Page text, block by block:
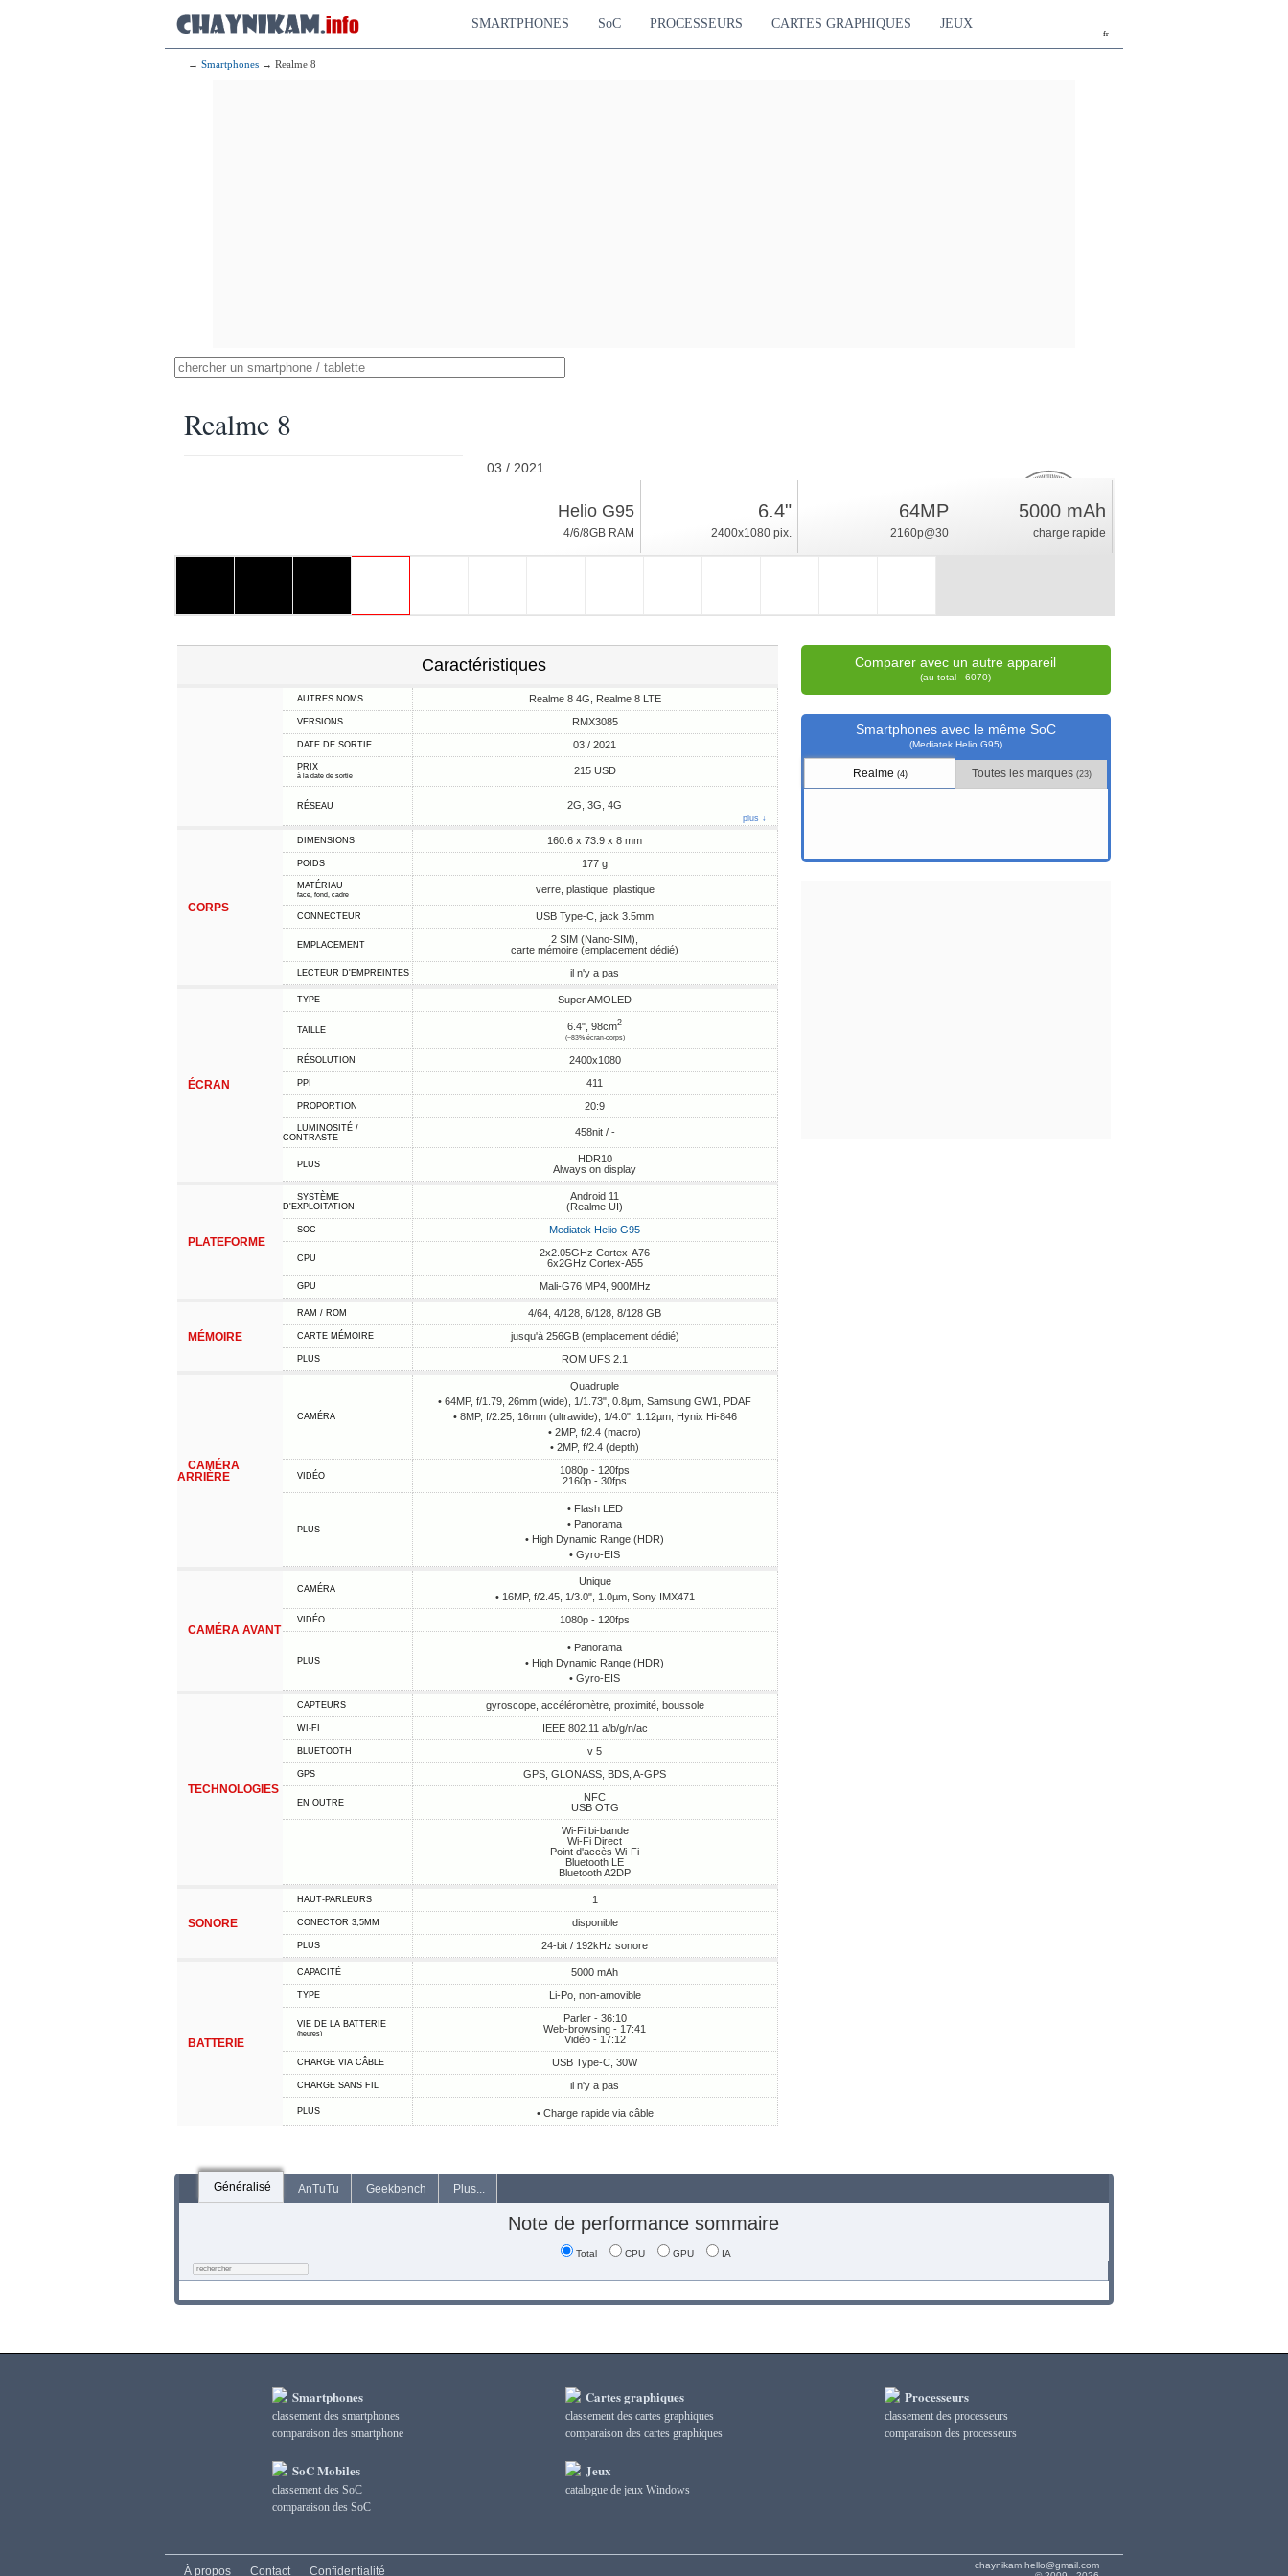
fr
SMARTPHONES SoC PROCESSEURS CARTES GRAPHIQUES JEUX
→ Smartphones → Realme 8
Realme 8
03 / 2021
Android 11, Realme UI
12.5
position
Helio G95
4/6/8GB RAM
6.4"
2400x1080 pix.
64MP
2160p@30
5000 mAh
charge rapide
Caractéristiques
AUTRES NOMS Realme 8 4G, Realme 8 LTE
VERSIONS RMX3085
DATE DE SORTIE 03 / 2021
PRIX
à la date de sortie 215 USD
RÉSEAU 2G, 3G, 4G
plus ↓
CORPS
DIMENSIONS 160.6 x 73.9 x 8 mm
POIDS 177 g
MATÉRIAU
face, fond, cadre verre, plastique, plastique
CONNECTEUR USB Type-C, jack 3.5mm
EMPLACEMENT
2 SIM (Nano-SIM),
carte mémoire (emplacement dédié)
LECTEUR D'EMPREINTES il n'y a pas
ÉCRAN
TYPE Super AMOLED
TAILLE 6.4", 98cm2
(~83% écran-corps)
RÉSOLUTION 2400x1080
PPI 411
PROPORTION 20:9
LUMINOSITÉ /
CONTRASTE
458nit / -
PLUS
HDR10
Always on display
PLATEFORME
SYSTÈME
D'EXPLOITATION
Android 11
(Realme UI)
SOC Mediatek Helio G95
CPU
2x2.05GHz Cortex-A76
6x2GHz Cortex-A55
GPU Mali-G76 MP4, 900MHz
MÉMOIRE
RAM / ROM 4/64, 4/128, 6/128, 8/128 GB
CARTE MÉMOIRE jusqu'à 256GB (emplacement dédié)
PLUS ROM UFS 2.1
CAMÉRA
ARRIÈRE
CAMÉRA
Quadruple
• 64MP, f/1.79, 26mm (wide), 1/1.73", 0.8µm, Samsung GW1, PDAF
• 8MP, f/2.25, 16mm (ultrawide), 1/4.0", 1.12µm, Hynix Hi-846
• 2MP, f/2.4 (macro)
• 2MP, f/2.4 (depth)
VIDÉO
1080p - 120fps
2160p - 30fps
PLUS
• Flash LED
• Panorama
• High Dynamic Range (HDR)
• Gyro-EIS
CAMÉRA AVANT
CAMÉRA
Unique
• 16MP, f/2.45, 1/3.0", 1.0µm, Sony IMX471
VIDÉO 1080p - 120fps
PLUS
• Panorama
• High Dynamic Range (HDR)
• Gyro-EIS
TECHNOLOGIES
CAPTEURS gyroscope, accéléromètre, proximité, boussole
WI-FI IEEE 802.11 a/b/g/n/ac
BLUETOOTH v 5
GPS GPS, GLONASS, BDS, A-GPS
EN OUTRE
NFC
USB OTG
Wi-Fi bi-bande
Wi-Fi Direct
Point d'accès Wi-Fi
Bluetooth LE
Bluetooth A2DP
SONORE
HAUT-PARLEURS 1
CONECTOR 3,5MM disponible
PLUS 24-bit / 192kHz sonore
BATTERIE
CAPACITÉ 5000 mAh
TYPE Li-Po, non-amovible
VIE DE LA BATTERIE
(heures)
Parler - 36:10
Web-browsing - 17:41
Vidéo - 17:12
CHARGE VIA CÂBLE USB Type-C, 30W
CHARGE SANS FIL il n'y a pas
PLUS • Charge rapide via câble
Comparer avec un autre appareil
(au total - 6070)
Smartphones avec le même SoC
(Mediatek Helio G95)
Realme (4) Toutes les marques (23)
Généralisé AnTuTu Geekbench Plus...
Note de performance sommaire
Total CPU GPU IA
Smartphones
classement des smartphones
сomparaison des smartphone
SoC Mobiles
classement des SoC
сomparaison des SoC
Cartes graphiques
classement des cartes graphiques
сomparaison des cartes graphiques
Jeux
catalogue de jeux Windows
Processeurs
classement des processeurs
сomparaison des processeurs
chaynikam.hello@gmail.com
À propos Contact Confidentialité